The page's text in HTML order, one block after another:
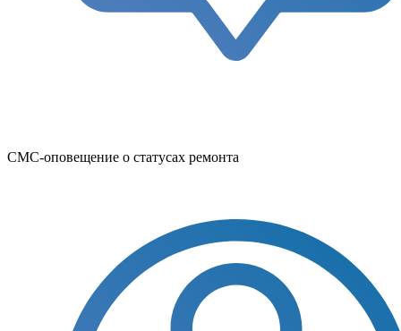
СМС-оповещение о статусах ремонта